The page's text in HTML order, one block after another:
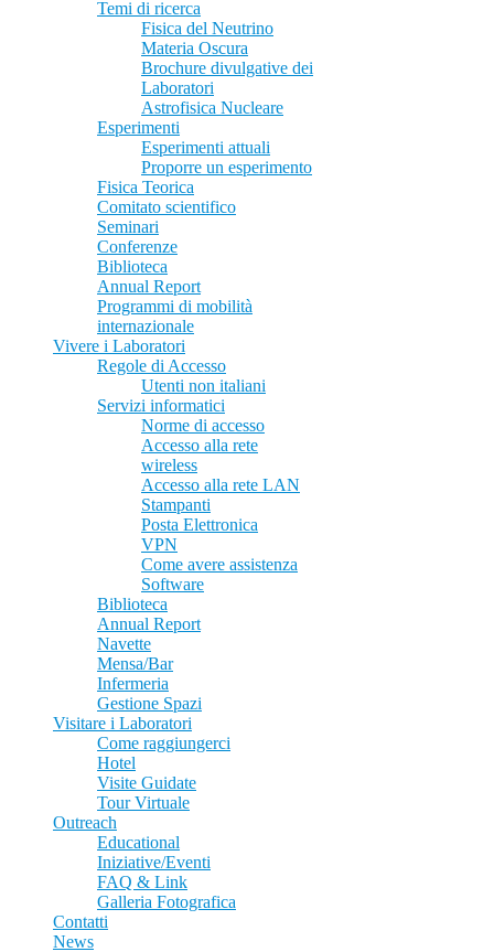
Temi di ricerca
Fisica del Neutrino
Materia Oscura
Brochure divulgative dei
Laboratori
Astrofisica Nucleare
Esperimenti
Esperimenti attuali
Proporre un esperimento
Fisica Teorica
Comitato scientifico
Seminari
Conferenze
Biblioteca
Annual Report
Programmi di mobilità
internazionale
Vivere i Laboratori
Regole di Accesso
Utenti non italiani
Servizi informatici
Norme di accesso
Accesso alla rete
wireless
Accesso alla rete LAN
Stampanti
Posta Elettronica
VPN
Come avere assistenza
Software
Biblioteca
Annual Report
Navette
Mensa/Bar
Infermeria
Gestione Spazi
Visitare i Laboratori
Come raggiungerci
Hotel
Visite Guidate
Tour Virtuale
Outreach
Educational
Iniziative/Eventi
FAQ & Link
Galleria Fotografica
Contatti
News